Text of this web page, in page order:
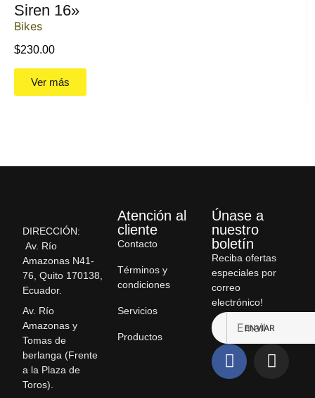
Siren 16»
Bikes
$230.00
Ver más
DIRECCIÓN:
Av. Río
Amazonas N41-
76, Quito 170138,
Ecuador.
Av. Río
Amazonas y
Tomas de
berlanga (Frente
a la Plaza de
Toros).
Atención al
cliente
Contacto
Términos y
condiciones
Servicios
Productos
Únase a
nuestro
boletín
Reciba ofertas
especiales por
correo
electrónico!
ENVIAR